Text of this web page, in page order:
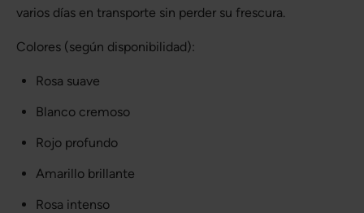
varios días en transporte sin perder su frescura.
Colores (según disponibilidad):
Rosa suave
Blanco cremoso
Rojo profundo
Amarillo brillante
Rosa intenso